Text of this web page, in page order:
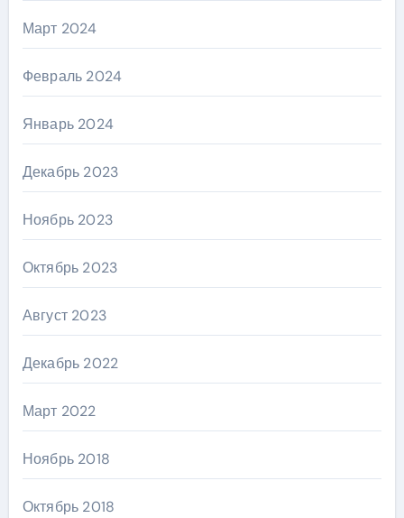
Март 2024
Февраль 2024
Январь 2024
Декабрь 2023
Ноябрь 2023
Октябрь 2023
Август 2023
Декабрь 2022
Март 2022
Ноябрь 2018
Октябрь 2018